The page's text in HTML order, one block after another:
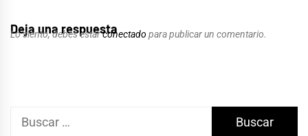
Deja una respuesta
Lo siento, debes estarconectado para publicar un comentario.
Buscar: